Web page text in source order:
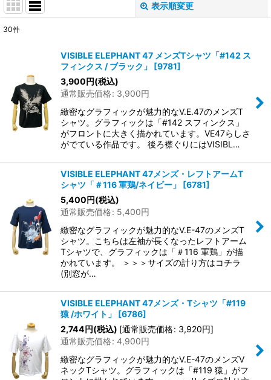
表示順変更
並び順:
絞り込む
30件
VISIBLE ELEPHANT 47 メンズTシャツ「#142 ス
フィンクス / ブラック」
[9781]
3,900円(税込)
通常販売価格: 3,900円
緻密なグラフィックが魅力的なV.E.47のメンズT
シャツ。グラフィックは「#142 スフィンクス」
がフロントに大きく描かれています。VE47らしさ
がでている作品です。 後ろ襟ぐりにはVISIBL…
VISIBLE ELEPHANT 47メンズ・レフトアームT
シャツ「＃116 軍鶏/ネイビー」
[6781]
5,400円(税込)
通常販売価格: 5,400円
緻密なグラフィックが魅力的なV.E-47のメンズT
シャツ。こちらは左袖が長くなったレフトアーム
Tシャツで、グラフィックは「＃116 軍鶏」が描
かれています。 ＞＞＞サイズの計り方はコチラ
(別窓が…
VISIBLE ELEPHANT 47メンズ・Tシャツ「#119
猿 /ホワイト」
[6786]
2,744円(税込) [通常販売価格: 3,920円]
通常販売価格: 4,900円
緻密なグラフィックが魅力的なV.E-47のメンズV
ネックTシャツ。グラフィックは「#119 猿」がフ